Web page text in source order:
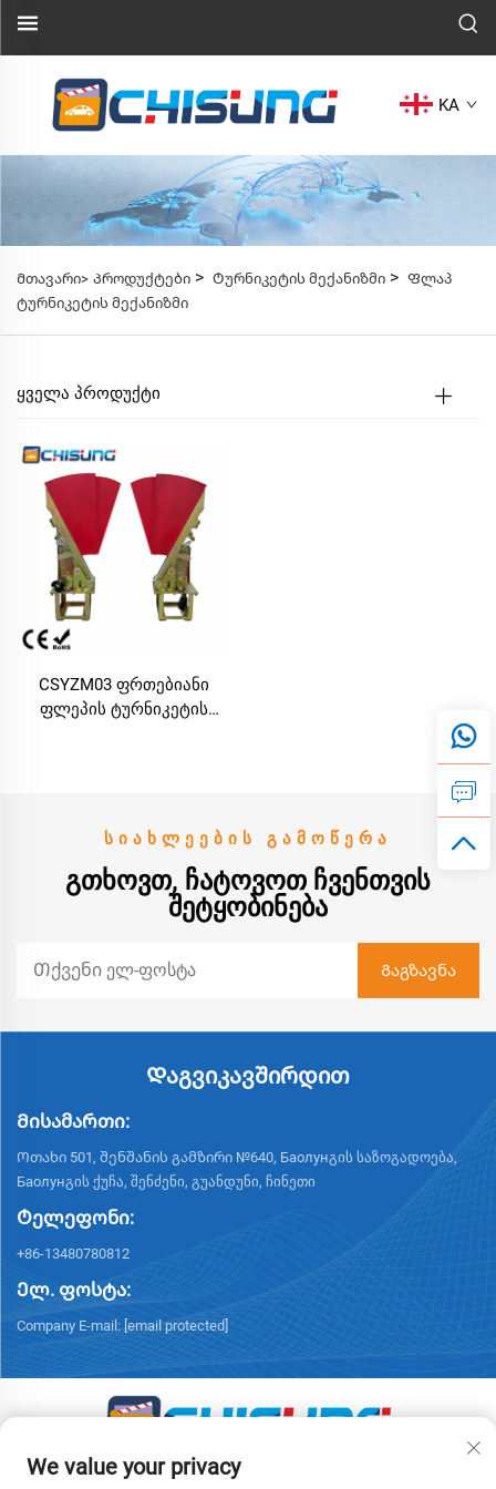
KA
Მთავარი> Პროდუქტები > Ტურნიკეტის მექანიზმი > Ფლაპ
ტურნიკეტის მექანიზმი
ᲧᲕᲔᲚᲐ ᲞᲠᲝᲓᲣᲥᲢᲘ
CSYZM03 ფრთებიანი
ფლეპის ტურნიკეტის
ᲡᲘᲐᲮᲚᲔᲔᲑᲘᲡ ᲒᲐᲛᲝᲬᲔᲠᲐ
ᲒᲗᲮᲝᲕᲗ, ᲩᲐᲢᲝᲕᲝᲗ ᲩᲕᲔᲜᲗᲕᲘᲡ
ᲨᲔᲢᲧᲝᲑᲘᲜᲔᲑᲐ
Დაგვიკავშირდით
Მისამართი:
Ოთახი 501, შენშანის გამზირი №640, Баолунგის საზოგადოება,
Баолунგის ქუჩა, შენძენი, გუანდუნი, ჩინეთი
Ტელეფონი:
+86-13480780812
Ელ. ფოსტა:
Company E-mail: [email protected]
Საავტორო უფლებები © 2026 ჩისუნგის ინტელექტუალური
We value your privacy